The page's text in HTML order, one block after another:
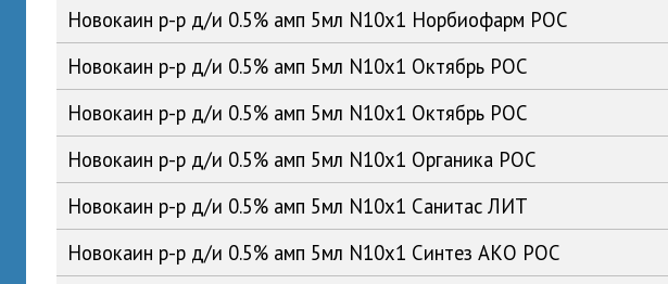
Новокаин р-р д/и 0.5% амп 5мл N10x1 Норбиофарм РОС
Новокаин р-р д/и 0.5% амп 5мл N10x1 Октябрь РОС
Новокаин р-р д/и 0.5% амп 5мл N10x1 Октябрь РОС
Новокаин р-р д/и 0.5% амп 5мл N10x1 Органика РОС
Новокаин р-р д/и 0.5% амп 5мл N10x1 Санитас ЛИТ
Новокаин р-р д/и 0.5% амп 5мл N10x1 Синтез АКО РОС